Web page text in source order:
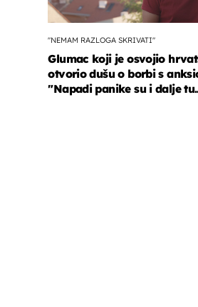
"NEMAM RAZLOGA SKRIVATI"
Glumac koji je osvojio
otvorio dušu o borbi s
"Napadi panike su i dalje